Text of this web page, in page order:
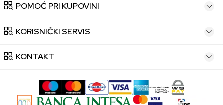
POMOĆ PRI KUPOVINI
KORISNIČKI SERVIS
KONTAKT